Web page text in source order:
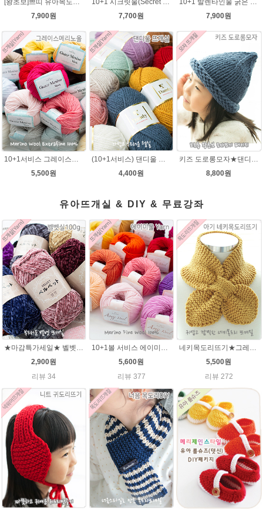
[왕초보]쁘띠 유아목도리뜨기★발렌타인울 목도리 뜨개질
7,900원
10+1 시크릿울(Secret Wool) 제일모직 뜨개실 목도리뜨기 모자털실
7,700원
10+1 발렌타인울 굵은 뜨개실/뜨개질실/손뜨개실/목도리털실/제일모직뜨개실
7,900원
5,500원
4,400원
8,800원
유아뜨개실 & DIY & 무료강좌
2,900원
리뷰 34
5,600원
리뷰 377
5,500원
리뷰 272